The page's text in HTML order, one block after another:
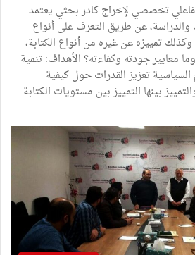
تخصصي لإخراج كادر بحثي يعتمد
والدراسة، عن طريق التعرف على أنواع
تمييزه عن غيره من أنواع الكتابة،
معايير جودته وكفاءته؟ الأهداف: تنمية
السياسية تعزيز القدرات حول كيفية
بينها التمييز بين مستويات الكتابة